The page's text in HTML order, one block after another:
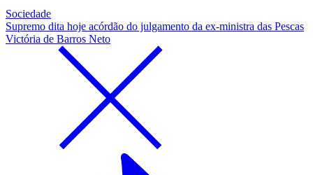
Sociedade
Supremo dita hoje acórdão do julgamento da ex-ministra das Pescas
Victória de Barros Neto